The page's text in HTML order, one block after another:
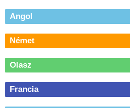
Angol
Német
Olasz
Francia